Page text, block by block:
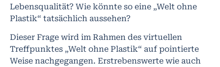
Lebensqualität? Wie könnte so eine „Welt ohne
Plastik“ tatsächlich aussehen?
Dieser Frage wird im Rahmen des virtuellen
Treffpunktes „Welt ohne Plastik“ auf pointierte
Weise nachgegangen. Erstrebenswerte wie auch